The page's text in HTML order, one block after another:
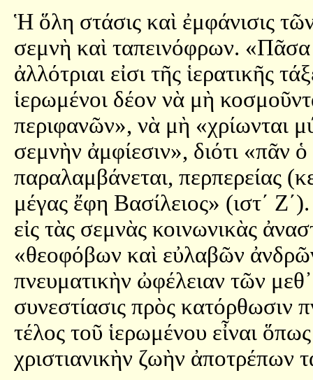
Ἡ ὅλη στάσις καὶ ἐμφάνισις
σεμνὴ καὶ ταπεινόφρων.
ἀλλότριαι εἰσι τῆς ἱερατικῆς
ἱερωμένοι δέον νὰ μὴ
περιφανῶν», νὰ μὴ «χρίωνται
σεμνὴν ἀμφίεσιν», διότι «πᾶν
παραλαμβάνεται, περπερείας
μέγας ἔφη Βασίλειος» (ιστ´
εἰς τὰς σεμνὰς κοινωνικὰς
«θεοφόβων καὶ εὐλαβῶν
πνευματικὴν ὠφέλειαν τῶν
συνεστίασις πρὸς κατόρθωσιν
τέλος τοῦ ἱερωμένου εἶναι
χριστιανικὴν ζωὴν